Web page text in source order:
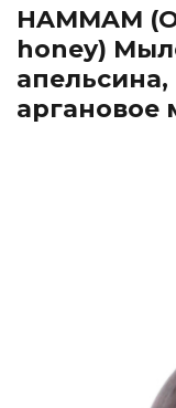
HAMMAM
honey)
аргановое